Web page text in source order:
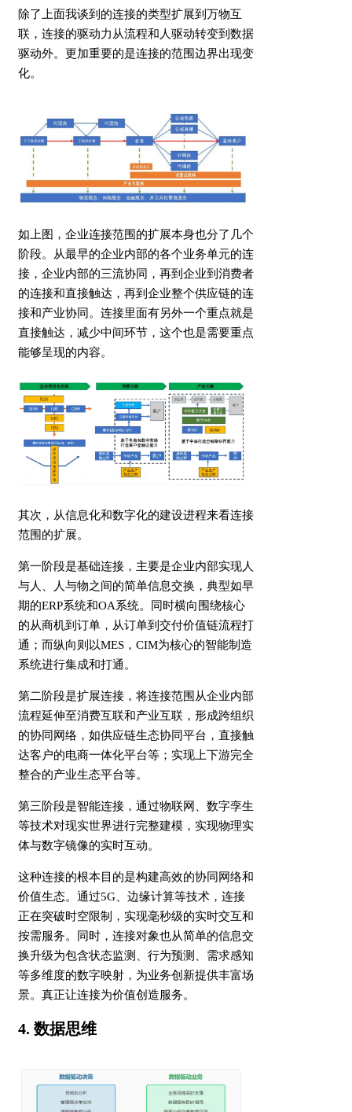
除了上面我谈到的连接的类型扩展到万物互
联，连接的驱动力从流程和人驱动转变到数据
驱动外。更加重要的是连接的范围边界出现变
化。
如上图，企业连接范围的扩展本身也分了几个
阶段。从最早的企业内部的各个业务单元的连
接，企业内部的三流协同，再到企业到消费者
的连接和直接触达，再到企业整个供应链的连
接和产业协同。连接里面有另外一个重点就是
直接触达，减少中间环节，这个也是需要重点
能够呈现的内容。
其次，从信息化和数字化的建设进程来看连接
范围的扩展。
第一阶段是基础连接，主要是企业内部实现人
与人、人与物之间的简单信息交换，典型如早
期的ERP系统和OA系统。同时横向围绕核心
的从商机到订单，从订单到交付价值链流程打
通；而纵向则以MES，CIM为核心的智能制造
系统进行集成和打通。
第二阶段是扩展连接，将连接范围从企业内部
流程延伸至消费互联和产业互联，形成跨组织
的协同网络，如供应链生态协同平台，直接触
达客户的电商一体化平台等；实现上下游完全
整合的产业生态平台等。
第三阶段是智能连接，通过物联网、数字孪生
等技术对现实世界进行完整建模，实现物理实
体与数字镜像的实时互动。
这种连接的根本目的是构建高效的协同网络和
价值生态。通过5G、边缘计算等技术，连接
正在突破时空限制，实现毫秒级的实时交互和
按需服务。同时，连接对象也从简单的信息交
换升级为包含状态监测、行为预测、需求感知
等多维度的数字映射，为业务创新提供丰富场
景。真正让连接为价值创造服务。
4. 数据思维